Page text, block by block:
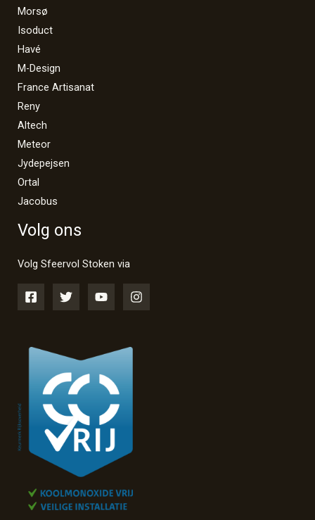
Morsø
Isoduct
Havé
M-Design
France Artisanat
Reny
Altech
Meteor
Jydepejsen
Ortal
Jacobus
Volg ons
Volg Sfeervol Stoken via